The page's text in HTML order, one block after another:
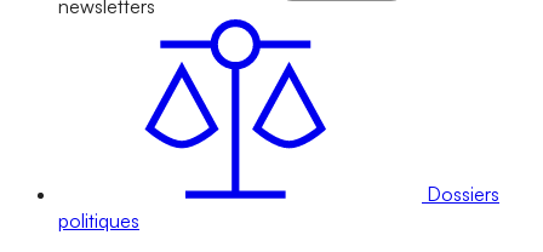
newsletters
Dossiers
politiques